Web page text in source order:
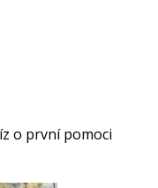
o první pomoci